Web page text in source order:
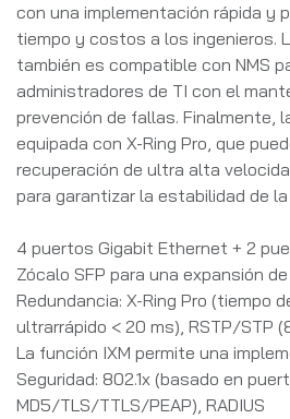
con una implementación rápida y
tiempo y costos a los ingenieros.
también es compatible con NMS
administradores de TI con el
prevención de fallas. Finalmente,
equipada con X-Ring Pro, que
recuperación de ultra alta
para garantizar la estabilidad de la
4 puertos Gigabit Ethernet + 2
Zócalo SFP para una expansión
Redundancia: X-Ring Pro (tiempo
ultrarrápido < 20 ms), RSTP/STP
La función IXM permite una
Seguridad: 802.1x (basado en
MD5/TLS/TTLS/PEAP), RADIUS